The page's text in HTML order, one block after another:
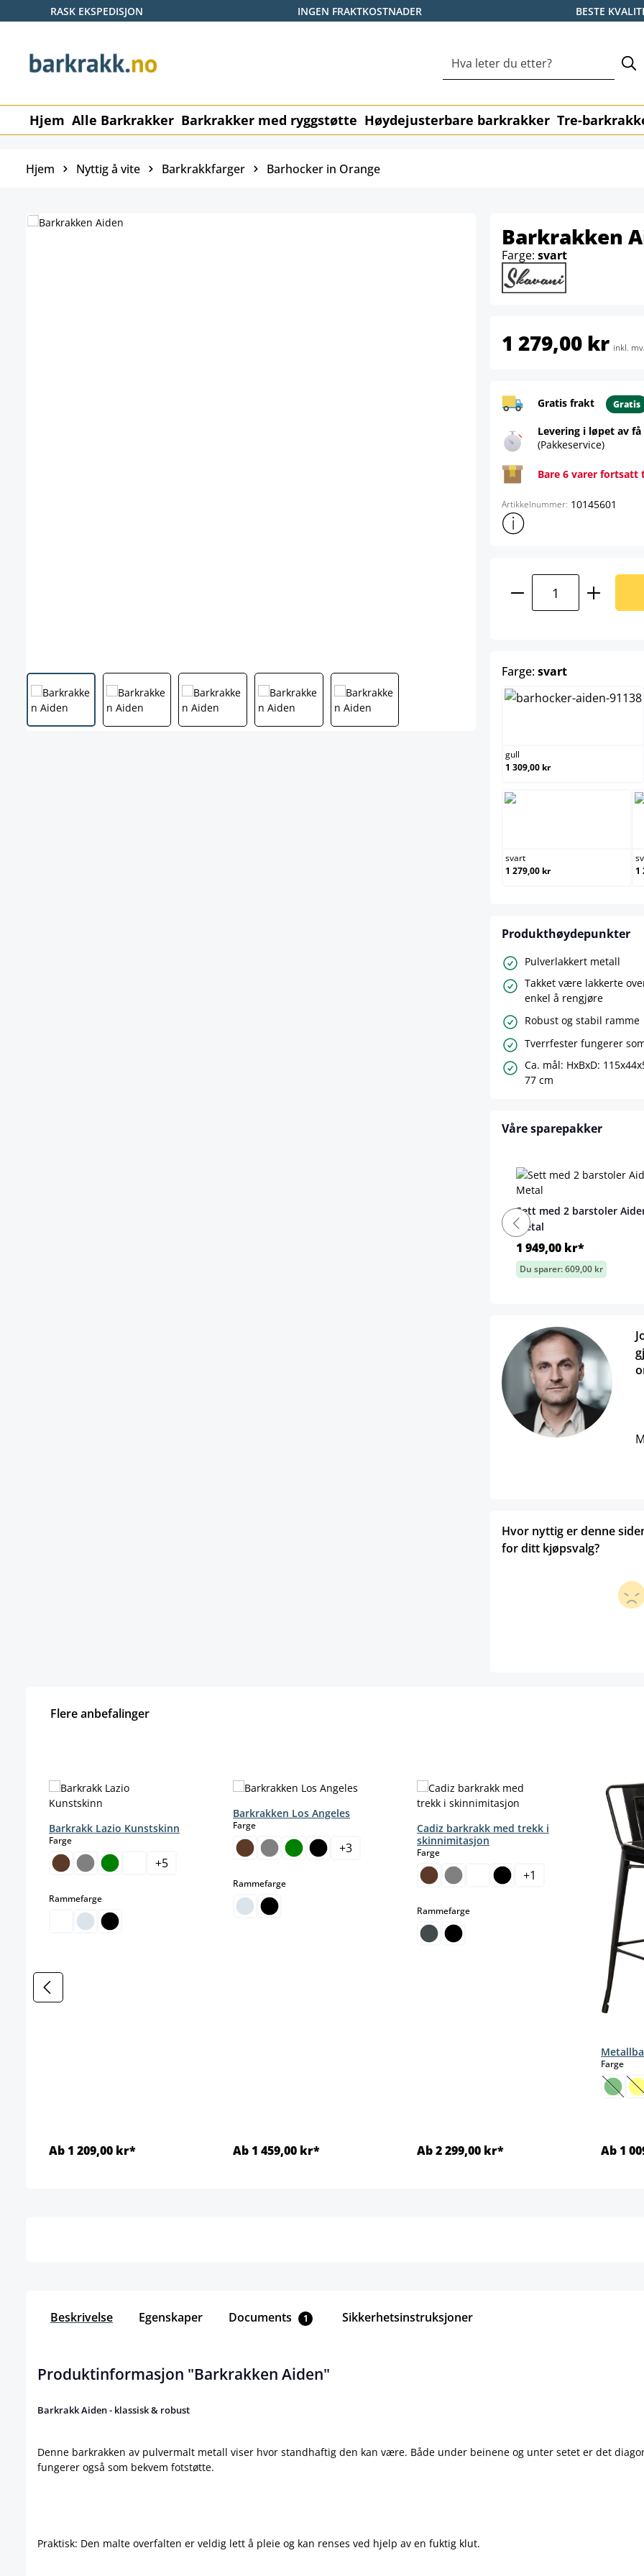
til hovedinnhold
Hopp til søk
Gå til hovednavigasjon
RASK EKSPEDISJON INGEN FRAKTKOSTNADER BESTE
Hjem Alle Barkrakker Barkrakker med ryggstøtte Høydejusterbare barkrakker Tre-
Hjem Nyttig å vite Barkrakkfarger Barhocker in Orange
Barkrakken
Farge: svart
1 279,00 kr inkl.
Gratis frakt Gratis
Levering i løpet av
(Pakkeservice)
Bare 6 varer fortsatt
Artikkelnummer: 10145601
Vis mer produktinformasjon
Farge:svartselect
gull
1 309,00 kr
svart
1 279,00 kr
1
Produkthøydepunkter
Pulverlakkert metall
Takket være lakkerte
enkel å rengjøre
Robust og stabil ramme
Tverrfester fungerer
Ca. mål: HxBxD:
77 cm
Våre sparepakker
Sett med 2 barstoler
Metal
1 949,00 kr*
Du sparer: 609,00 kr
Hvor nyttig er denne
for ditt kjøpsvalg?
Flere anbefalinger
Barkrakk Lazio Kunstskinn
Fargeselect
+5
Rammefargeselect
Ab 1 209,00 kr*
Barkrakken Los Angeles
Fargeselect
+3
Rammefargeselect
Ab 1 459,00 kr*
Cadiz barkrakk med trekk i
skinnimitasjon
Fargeselect
+1
Rammefargeselect
Ab 2 299,00 kr*
Farge
Ab 1
Beskrivelse Egenskaper Documents 1 Sikkerhetsinstruksjoner
Produktinformasjon "Barkrakken Aiden"
Barkrakk Aiden - klassisk & robust
Denne barkrakken av pulvermalt metall viser hvor standhaftig den kan være. Både under beinene og unter setet er det
fungerer også som bekvem fotstøtte.
Praktisk: Den malte overfalten er veldig lett å pleie og kan renses ved hjelp av en fuktig klut.